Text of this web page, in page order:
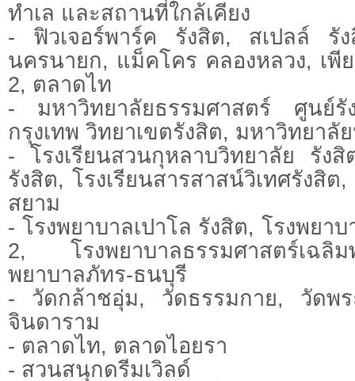
ทำเล และสถานที่ใกล้เคียง
- ฟิวเจอร์พาร์ค รังสิต, สเปลล์ รั
นครนายก, แม็คโคร คลองหลวง, เพี
2, ตลาดไท
- มหาวิทยาลัยธรรมศาสตร์ ศูนย์รั
กรุงเทพ วิทยาเขตรังสิต, มหาวิทยาลั
- โรงเรียนสวนกุหลาบวิทยาลัย รัง
รังสิต, โรงเรียนสารสาสน์วิเทศรังสิต
สยาม
- โรงพยาบาลเปาโล รังสิต, โรงพยา
2, โรงพยาบาลธรรมศาสตร์เฉลิ
พยาบาลภัทร-ธนบุรี
- วัดกล้าชอุ่ม, วัดธรรมกาย, วัดพ
จินดาราม
- ตลาดไท, ตลาดไอยรา
- สวนสนุกดรีมเวิลด์